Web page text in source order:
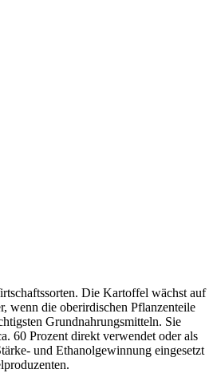
Die Kartoffel wächst auf
wenn die oberirdischen Pflanzenteile
Grundnahrungsmitteln. Sie
60 Prozent direkt verwendet oder als
und Ethanolgewinnung eingesetzt